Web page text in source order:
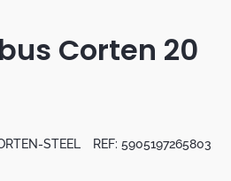
Corten 20
STEEL REF: 5905197265803